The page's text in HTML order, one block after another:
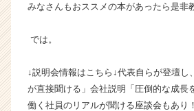
みなさんもおススメの本があったら是非
では。
↓説明会情報はこちら↓代表自らが登壇し
が直接聞ける」会社説明「圧倒的な成長
働く社員のリアルが聞ける座談会もあ